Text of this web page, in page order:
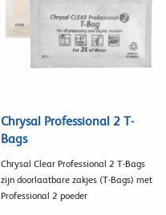
Chrysal Professional 2 T-
Bags
Chrysal Clear Professional 2 T-Bags
zijn doorlaatbare zakjes (T-Bags) met
Professional 2 poeder